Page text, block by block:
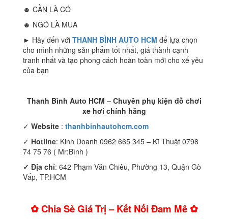
☻ CẦN LÀ CÓ
☻ NGÓ LÀ MUA
► Hãy đến với THANH BÌNH AUTO HCM để lựa chọn
cho mình những sản phẩm tốt nhất, giá thành cạnh
tranh nhất và tạo phong cách hoàn toàn mới cho xế yêu
của bạn
Thanh Bình Auto HCM – Chuyên phụ kiện đồ chơi
xe hơi chính hãng
✓ Website : thanhbinhautohcm.com
✓ Hotline: Kinh Doanh 0962 665 345 – Kĩ Thuật 0798
74 75 76 ( Mr:Bình )
✓ Địa chỉ: 642 Phạm Văn Chiêu, Phường 13, Quận Gò
Vấp, TP.HCM
✿ Chia Sẻ Giá Trị – Kết Nối Đam Mê ✿